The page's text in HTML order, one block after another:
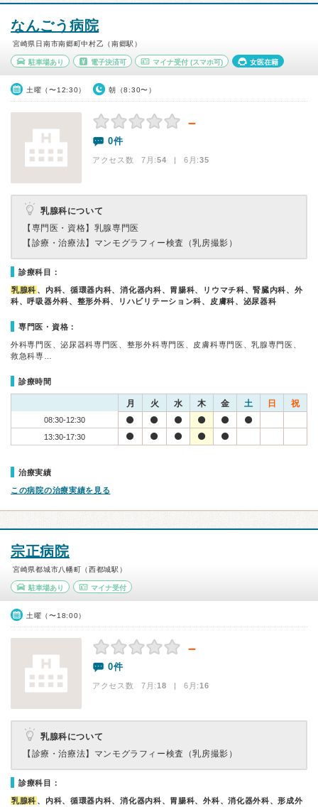
なんごう病院
宮崎県日南市南郷町中村乙（南郷駅）
駐車場あり 電子決済可 マイナ受付 (スマホ可) 女医在籍
土曜（〜12:30） 朝（8:30〜）
－
0件
アクセス数 7月:54 | 6月:35
乳腺科について
【専門医・資格】 乳腺専門医
【診療・治療法】 マンモグラフィー検査（乳房撮影）
診療科目：
乳腺科 、内科、循環器内科、消化器内科、胃腸科、リウマチ科、腎臓内科、外
科、呼吸器外科、整形外科、リハビリテーション科、皮膚科、泌尿器科
専門医・資格：
外科専門医、泌尿器科専門医、整形外科専門医、皮膚科専門医、乳腺専門医、
救急科専…
診療時間
月 火 水 木 金 土 日 祝
08:30-12:30
13:30-17:30
治療実績
この病院の治療実績を見る
宗正病院
宮崎県都城市八幡町（西都城駅）
駐車場あり マイナ受付
土曜（〜18:00）
－
0件
アクセス数 7月:18 | 6月:16
乳腺科について
【診療・治療法】 マンモグラフィー検査（乳房撮影）
診療科目：
乳腺科 、内科、循環器内科、消化器内科、胃腸科、外科、消化器外科、形成外